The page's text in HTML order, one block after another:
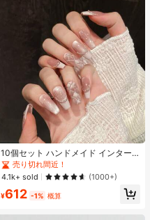
10個セット ハンドメイド インター
ネットセレブリティ優しいラインス
トーンラティスフレンチフォークフ
ァックスパールピンクキャットアイ
ボウ偽ネイル プレスオンネイル ネイ
ルサプライ ハンドメイドプレスオン
売り切れ間近！
4.1k+ sold
(1000+)
¥612 -1% 概算